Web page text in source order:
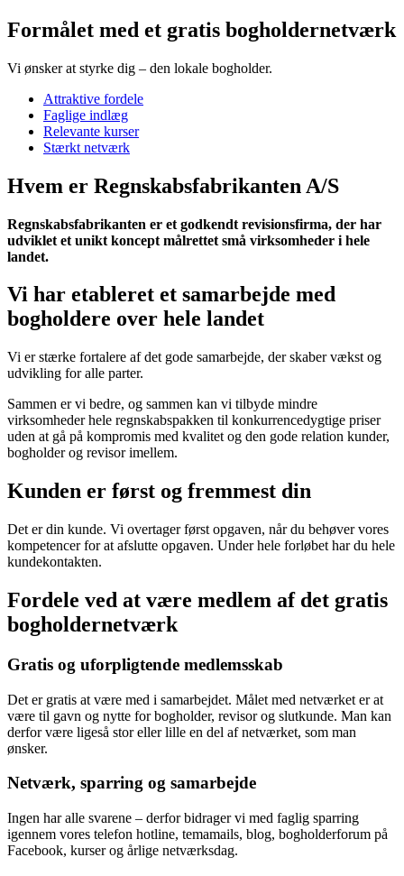
Formålet med et gratis bogholdernetværk
Vi ønsker at styrke dig – den lokale bogholder.
Attraktive fordele
Faglige indlæg
Relevante kurser
Stærkt netværk
Hvem er Regnskabsfabrikanten A/S
Regnskabsfabrikanten er et godkendt revisionsfirma, der har
udviklet et unikt koncept målrettet små virksomheder i hele
landet.
Vi har etableret et samarbejde med
bogholdere over hele landet
Vi er stærke fortalere af det gode samarbejde, der skaber vækst og
udvikling for alle parter.
Sammen er vi bedre, og sammen kan vi tilbyde mindre
virksomheder hele regnskabspakken til konkurrencedygtige priser
uden at gå på kompromis med kvalitet og den gode relation kunder,
bogholder og revisor imellem.
Kunden er først og fremmest din
Det er din kunde. Vi overtager først opgaven, når du behøver vores
kompetencer for at afslutte opgaven. Under hele forløbet har du hele
kundekontakten.
Fordele ved at være medlem af det gratis
bogholdernetværk
Gratis og uforpligtende medlemsskab
Det er gratis at være med i samarbejdet. Målet med netværket er at
være til gavn og nytte for bogholder, revisor og slutkunde. Man kan
derfor være ligeså stor eller lille en del af netværket, som man
ønsker.
Netværk, sparring og samarbejde
Ingen har alle svarene – derfor bidrager vi med faglig sparring
igennem vores telefon hotline, temamails, blog, bogholderforum på
Facebook, kurser og årlige netværksdag.